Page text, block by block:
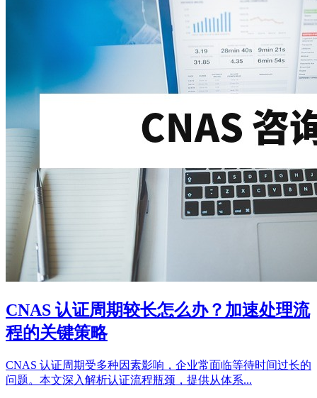
CNAS 认证周期较长怎么办？加速处理流
程的关键策略
CNAS 认证周期受多种因素影响，企业常面临等待时间过长的
问题。本文深入解析认证流程瓶颈，提供从体系...